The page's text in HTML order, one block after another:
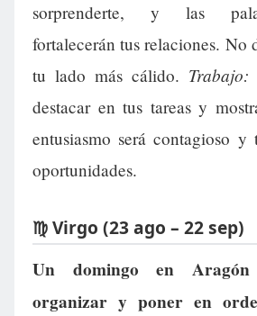
sorprenderte, y las
fortalecerán tus relaciones. No
tu lado más cálido. Trabajo:
destacar en tus tareas y
entusiasmo será contagioso y
oportunidades.
♍ Virgo (23 ago – 22 sep)
Un domingo en
organizar y poner en